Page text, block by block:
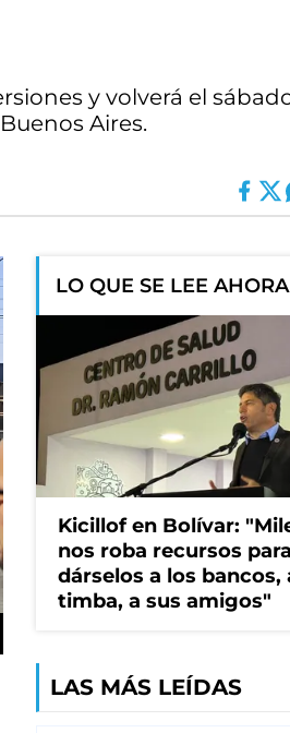
y volverá el
Aires.
LO QUE SE LEE AHORA
Kicillof en Bolívar:
nos roba recursos para
dárselos a los bancos,
timba, a sus amigos"
LAS MÁS LEÍDAS